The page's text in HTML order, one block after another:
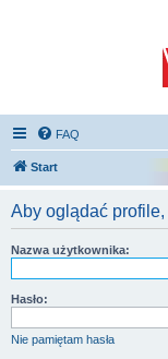
FAQ
Start
Aby oglądać
Nazwa użytkownika:
Hasło:
Nie pamiętam hasła